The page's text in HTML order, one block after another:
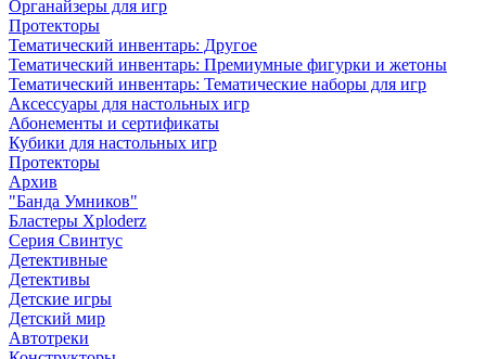
Органайзеры для игр
Протекторы
Тематический инвентарь: Другое
Тематический инвентарь: Премиумные фигурки и жетоны
Тематический инвентарь: Тематические наборы для игр
Аксессуары для настольных игр
Абонементы и сертификаты
Кубики для настольных игр
Протекторы
Архив
"Банда Умников"
Бластеры Xploderz
Cерия Свинтус
Детективные
Детективы
Детские игры
Детский мир
Автотреки